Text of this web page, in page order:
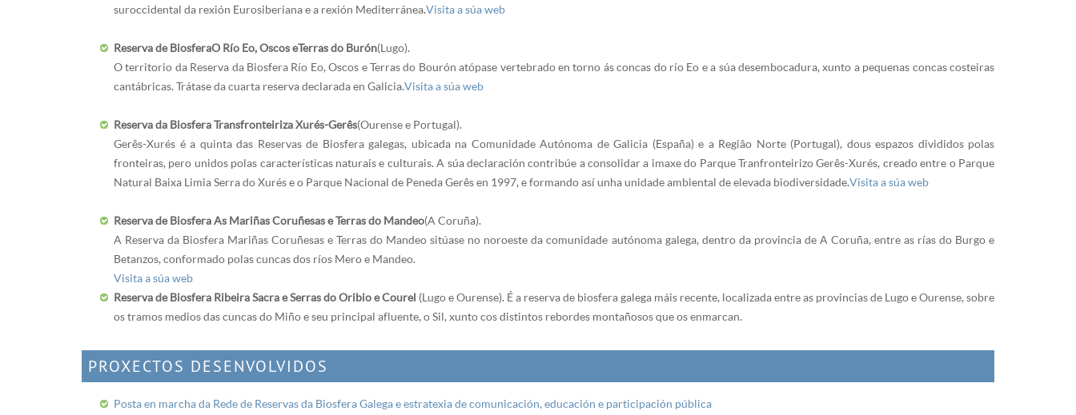
suroccidental da rexión Eurosiberiana e a rexión Mediterránea.Visita a súa web
Reserva de Biosfera O Río Eo, Oscos e Terras do Burón(Lugo).
O territorio da Reserva da Biosfera Río Eo, Oscos e Terras do Bourón atópase vertebrado en torno ás concas do río Eo e a súa desembocadura, xunto a pequenas concas costeiras
cantábricas. Trátase da cuarta reserva declarada en Galicia.Visita a súa web
Reserva da Biosfera Transfronteiriza Xurés-Gerês(Ourense e Portugal).
Gerês-Xurés é a quinta das Reservas de Biosfera galegas, ubicada na Comunidade Autónoma de Galicia (España) e a Regiâo Norte (Portugal), dous espazos divididos polas
fronteiras, pero unidos polas características naturais e culturais. A súa declaración contribúe a consolidar a imaxe do Parque Tranfronteirizo Gerês-Xurés, creado entre o Parque
Natural Baixa Limia Serra do Xurés e o Parque Nacional de Peneda Gerês en 1997, e formando así unha unidade ambiental de elevada biodiversidade.Visita a súa web
Reserva de Biosfera As Mariñas Coruñesas e Terras do Mandeo(A Coruña).
A Reserva da Biosfera Mariñas Coruñesas e Terras do Mandeo sitúase no noroeste da comunidade autónoma galega, dentro da provincia de A Coruña, entre as rías do Burgo e
Betanzos, conformado polas cuncas dos ríos Mero e Mandeo.
Visita a súa web
Reserva de Biosfera Ribeira Sacra e Serras do Oribio e Courel (Lugo e Ourense). É a reserva de biosfera galega máis recente, localizada entre as provincias de Lugo e Ourense, sobre
os tramos medios das cuncas do Miño e seu principal afluente, o Sil, xunto cos distintos rebordes montañosos que os enmarcan.
PROXECTOS DESENVOLVIDOS
Posta en marcha da Rede de Reservas da Biosfera Galega e estratexia de comunicación, educación e participación pública